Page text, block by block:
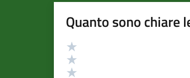
Quanto sono chiare
Valutazione